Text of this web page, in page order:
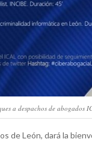
a despachos de abogados
de León, dará la